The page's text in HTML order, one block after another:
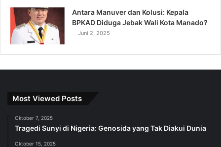
Antara Manuver dan Kolusi: Kepala
BPKAD Diduga Jebak Wali Kota Manado?
Juni 2, 2025
Most Viewed Posts
Oktober 7, 2025
Tragedi Sunyi di Nigeria: Genosida yang Tak Diakui Dunia
Oktober 15, 2025